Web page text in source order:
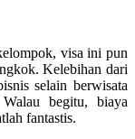
visa ini pun
Kelebihan dari
selain berwisata
begitu, biaya
fantastis.